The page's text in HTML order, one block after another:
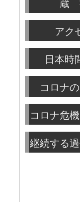
蔵
アク
日本時
コロナ
コロナ危
継続する